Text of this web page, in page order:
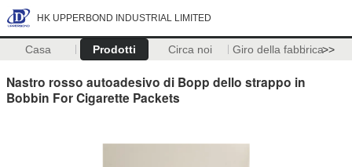
HK UPPERBOND INDUSTRIAL LIMITED
Casa Prodotti Circa noi Giro della fabbrica>>
Nastro rosso autoadesivo di Bopp dello strappo in
Bobbin For Cigarette Packets